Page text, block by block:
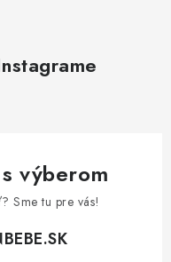
výberom
Sme tu pre vás!